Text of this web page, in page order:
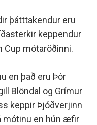
þátttakendur eru
keppendur
Cup mótaröðinni.
en það eru Þór
Blöndal og Grímur
keppir Þjóðverjinn
mótinu en hún æfir